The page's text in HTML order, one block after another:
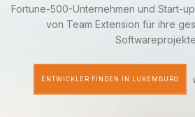
Fortune-500-Unternehmen und Start-
von Team Extension für ihre
ENTWICKLER FINDEN IN LUXEMBURG